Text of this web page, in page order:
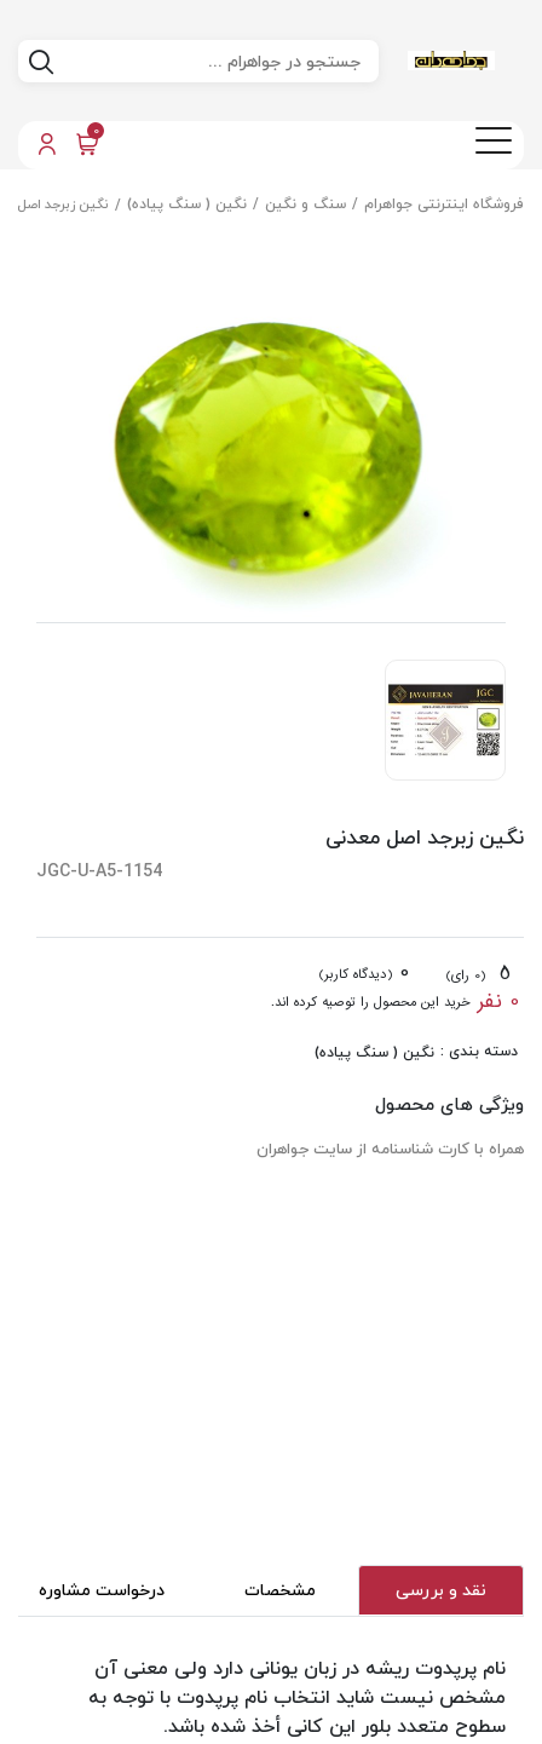
0
فروشگاه اینترنتی جواهرام سنگ و نگین نگین ( سنگ پیاده) نگین زبرجد اصل
نگین زبرجد اصل معدنی
JGC-U-A5-1154
(0 رای) 0 (دیدگاه کاربر)
0 نفر خرید این محصول را توصیه کرده اند.
دسته بندی : نگین ( سنگ پیاده)
ویژگی های محصول
همراه با کارت شناسنامه از سایت جواهران
نقد و بررسی مشخصات درخواست مشاوره
نام پرپدوت ریشه در زبان یونانی دارد ولی معنی آن
مشخص نیست شاید انتخاب نام پرپدوت با توجه به
سطوح متعدد بلور این کانی أخذ شده باشد.